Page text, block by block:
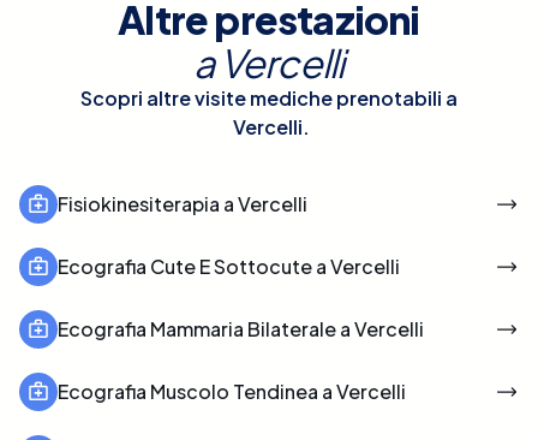
Altre prestazioni
a Vercelli
Scopri altre visite mediche prenotabili a
Vercelli.
Fisiokinesiterapia a Vercelli
Ecografia Cute E Sottocute a Vercelli
Ecografia Mammaria Bilaterale a Vercelli
Ecografia Muscolo Tendinea a Vercelli